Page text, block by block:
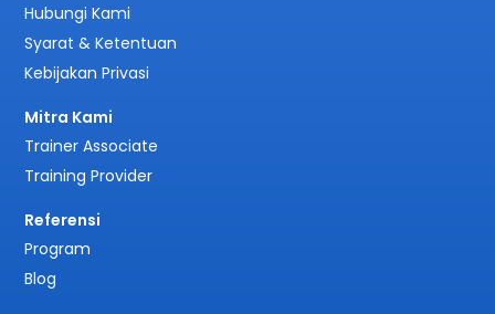
Hubungi Kami
Syarat & Ketentuan
Kebijakan Privasi
Mitra Kami
Trainer Associate
Training Provider
Referensi
Program
Blog